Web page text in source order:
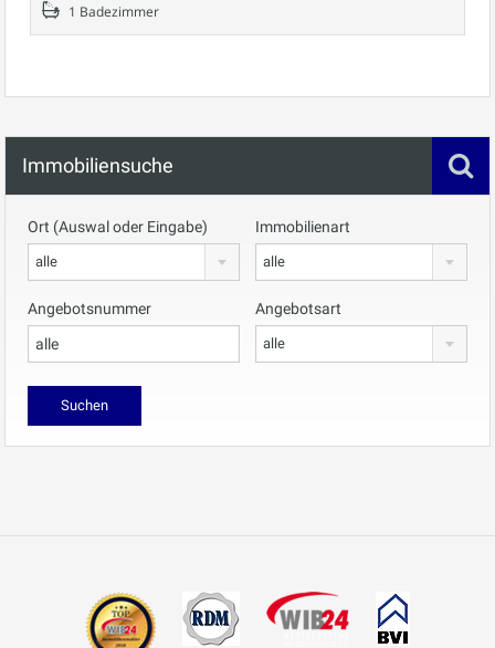
1 Badezimmer
Immobiliensuche
Ort (Auswal oder Eingabe)
alle
Immobilienart
alle
Angebotsnummer Angebotsart
alle